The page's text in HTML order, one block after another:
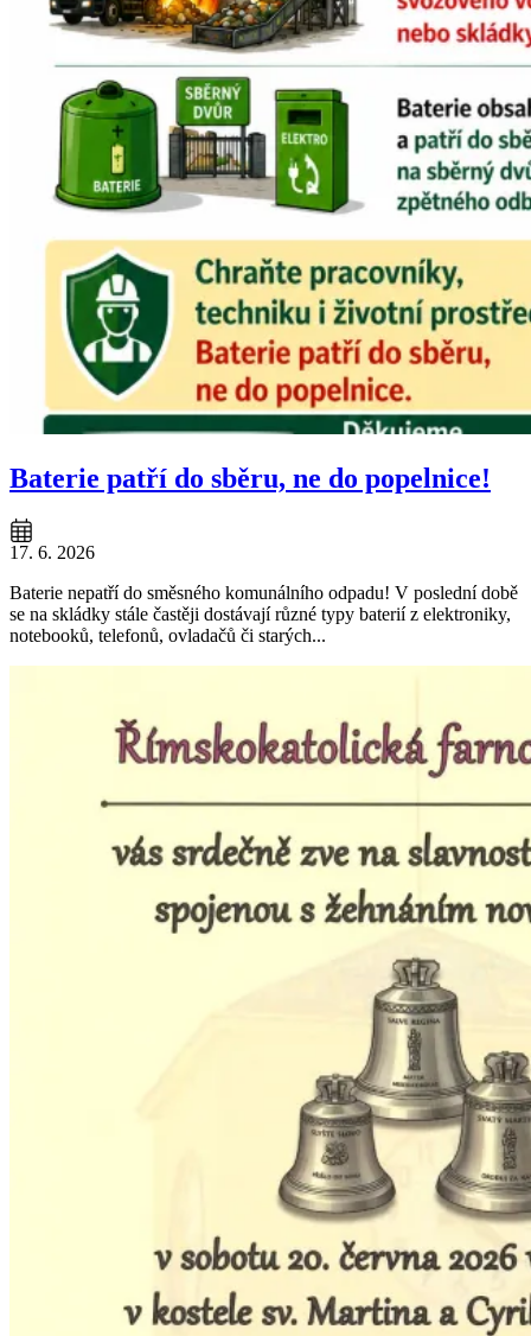
Baterie patří do sběru, ne do popelnice!
17. 6. 2026
Baterie nepatří do směsného komunálního odpadu! V poslední době
se na skládky stále častěji dostávají různé typy baterií z elektroniky,
notebooků, telefonů, ovladačů či starých...